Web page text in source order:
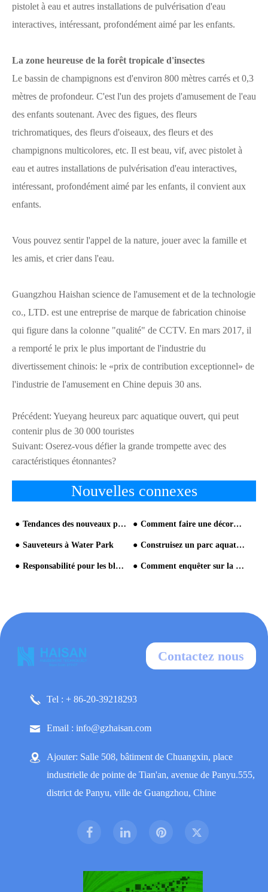
pistolet à eau et autres installations de pulvérisation d'eau
interactives, intéressant, profondément aimé par les enfants.
La zone heureuse de la forêt tropicale d'insectes
Le bassin de champignons est d'environ 800 mètres carrés et 0,3
mètres de profondeur. C'est l'un des projets d'amusement de l'eau
des enfants soutenant. Avec des figues, des fleurs
trichromatiques, des fleurs d'oiseaux, des fleurs et des
champignons multicolores, etc. Il est beau, vif, avec pistolet à
eau et autres installations de pulvérisation d'eau interactives,
intéressant, profondément aimé par les enfants, il convient aux
enfants.
Vous pouvez sentir l'appel de la nature, jouer avec la famille et
les amis, et crier dans l'eau.
Guangzhou Haishan science de l'amusement et de la technologie
co., LTD. est une entreprise de marque de fabrication chinoise
qui figure dans la colonne "qualité" de CCTV. En mars 2017, il
a remporté le prix le plus important de l'industrie du
divertissement chinois: le «prix de contribution exceptionnel» de
l'industrie de l'amusement en Chine depuis 30 ans.
Précédent: Yueyang heureux parc aquatique ouvert, qui peut
contenir plus de 30 000 touristes
Suivant: Oserez-vous défier la grande trompette avec des
caractéristiques étonnantes?
Nouvelles connexes
Tendances des nouveaux parcs thématiques d'attractions Comment faire une décoration sur le parc aquatique?
Sauveteurs à Water Park Construisez un parc aquatique intérieur!
Responsabilité pour les blessures causées par les parcs aquatiques Comment enquêter sur la qualification du fabricant de l'équipement du parc aquatique
Contactez nous
Tel : + 86-20-39218293
Email : info@gzhaisan.com
Ajouter: Salle 508, bâtiment de Chuangxin, place
industrielle de pointe de Tian'an, avenue de Panyu.555,
district de Panyu, ville de Guangzhou, Chine